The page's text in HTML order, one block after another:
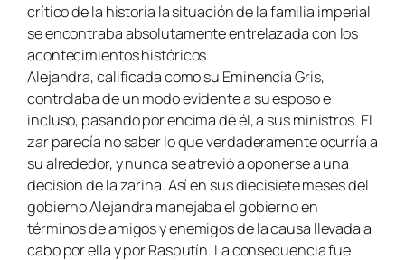
crítico de la historia la situación de la familia imperial
se encontraba absolutamente entrelazada con los
acontecimientos históricos.
Alejandra, calificada como su Eminencia Gris,
controlaba de un modo evidente a su esposo e
incluso, pasando por encima de él, a sus ministros. El
zar parecía no saber lo que verdaderamente ocurría a
su alrededor, y nunca se atrevió a oponerse a una
decisión de la zarina. Así en sus diecisiete meses del
gobierno Alejandra manejaba el gobierno en
términos de amigos y enemigos de la causa llevada a
cabo por ella y por Rasputín. La consecuencia fue